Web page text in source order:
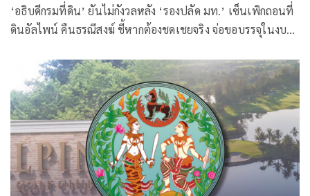
‘อธิบดีกรมที่ดิน’ ยันไม่กังวลหลัง ‘รองปลัด มท.’ เซ็นเพิกถอนที่
ดินอัลไพน์ คืนธรณีสงฆ์ ชี้หากต้องชดเชยจริง จ่อขอบรรจุในงบ